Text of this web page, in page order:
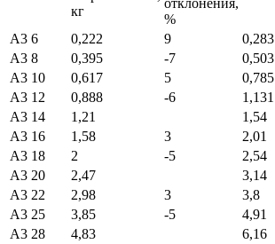
кг
%
А3 6
0,222 9 0,283
А3 8
0,395 -7 0,503
А3 10
0,617 5 0,785
А3 12
0,888 -6 1,131
А3 14
1,21 1,54
А3 16
1,58 3 2,01
А3 18
2 -5 2,54
А3 20
2,47 3,14
А3 22
2,98 3 3,8
А3 25
3,85 -5 4,91
А3 28
4,83 6,16